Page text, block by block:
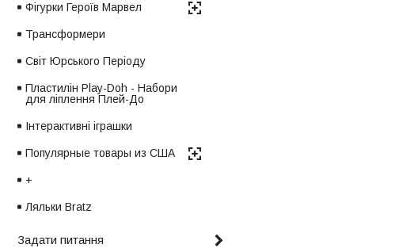
Фігурки Героїв Марвел
Трансформери
Світ Юрського Періоду
Пластилін Play-Doh - Набори
для ліплення Плей-До
Інтерактивні іграшки
Популярные товары из США
+
Ляльки Bratz
Задати питання